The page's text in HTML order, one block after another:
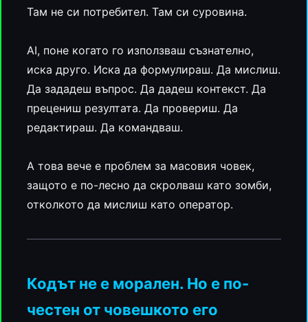
Там не си потребител. Там си суровина.
AI, поне когато го използваш съзнателно,
иска друго. Иска да формулираш. Да мислиш.
Да зададеш въпрос. Да дадеш контекст. Да
прецениш резултата. Да провериш. Да
редактираш. Да командваш.
А това вече е проблем за масовия човек,
защото е по-лесно да скролваш като зомби,
отколкото да мислиш като оператор.
Кодът не е морален. Но е по-
честен от човешкото его